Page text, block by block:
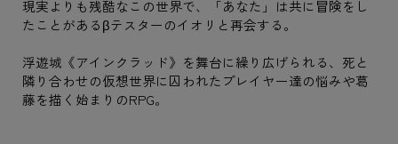
現実よりも残酷なこの世界で、「あなた」は共に冒険をし
たことがあるβテスターのイオリと再会する。
浮遊城《アインクラッド》を舞台に繰り広げられる、死と
隣り合わせの仮想世界に囚われたプレイヤー達の悩みや葛
藤を描く始まりのRPG。